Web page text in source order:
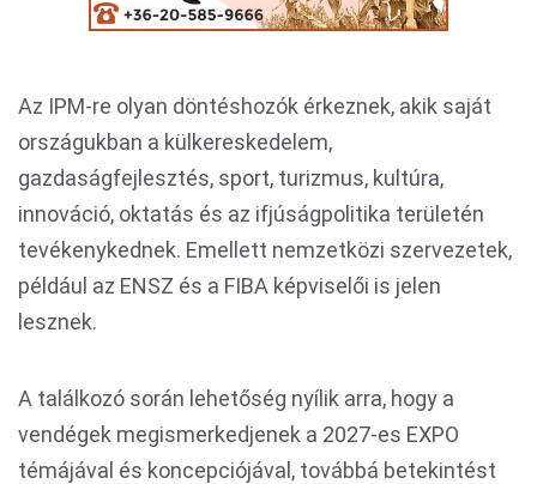
Az IPM-re olyan döntéshozók érkeznek, akik saját
országukban a külkereskedelem,
gazdaságfejlesztés, sport, turizmus, kultúra,
innováció, oktatás és az ifjúságpolitika területén
tevékenykednek. Emellett nemzetközi szervezetek,
például az ENSZ és a FIBA képviselői is jelen
lesznek.
A találkozó során lehetőség nyílik arra, hogy a
vendégek megismerkedjenek a 2027-es EXPO
témájával és koncepciójával, továbbá betekintést